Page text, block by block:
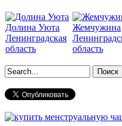
Долина Уюта
Ленинградская
область
Жемчужина
область
Форма поиска